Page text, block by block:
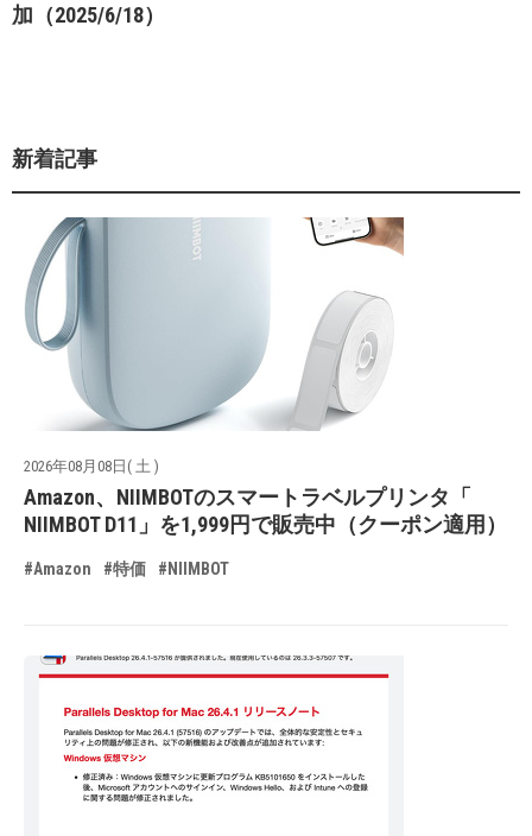
加（2025/6/18）
新着記事
2026年08月08日( 土 )
Amazon、NIIMBOTのスマートラベルプリンタ「
NIIMBOT D11」を1,999円で販売中（クーポン適用）
#Amazon #特価 #NIIMBOT